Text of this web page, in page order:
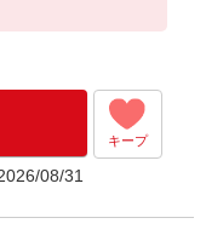
キープ
08/31